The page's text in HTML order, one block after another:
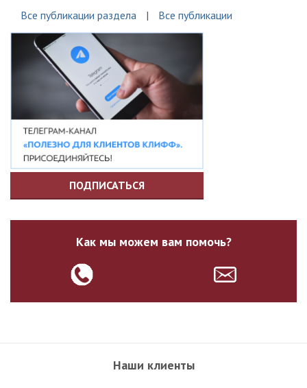
Все публикации раздела Все публикации
ПОДПИСАТЬСЯ
Как мы можем вам помочь?
Наши клиенты